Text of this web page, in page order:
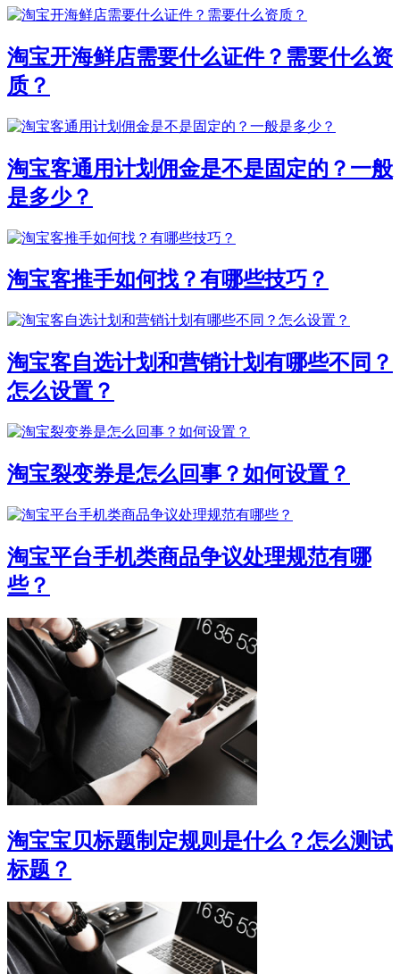
淘宝开海鲜店需要什么证件？需要什么资
质？
淘宝客通用计划佣金是不是固定的？一般
是多少？
淘宝客推手如何找？有哪些技巧？
淘宝客自选计划和营销计划有哪些不同？
怎么设置？
淘宝裂变券是怎么回事？如何设置？
淘宝平台手机类商品争议处理规范有哪
些？
淘宝宝贝标题制定规则是什么？怎么测试
标题？